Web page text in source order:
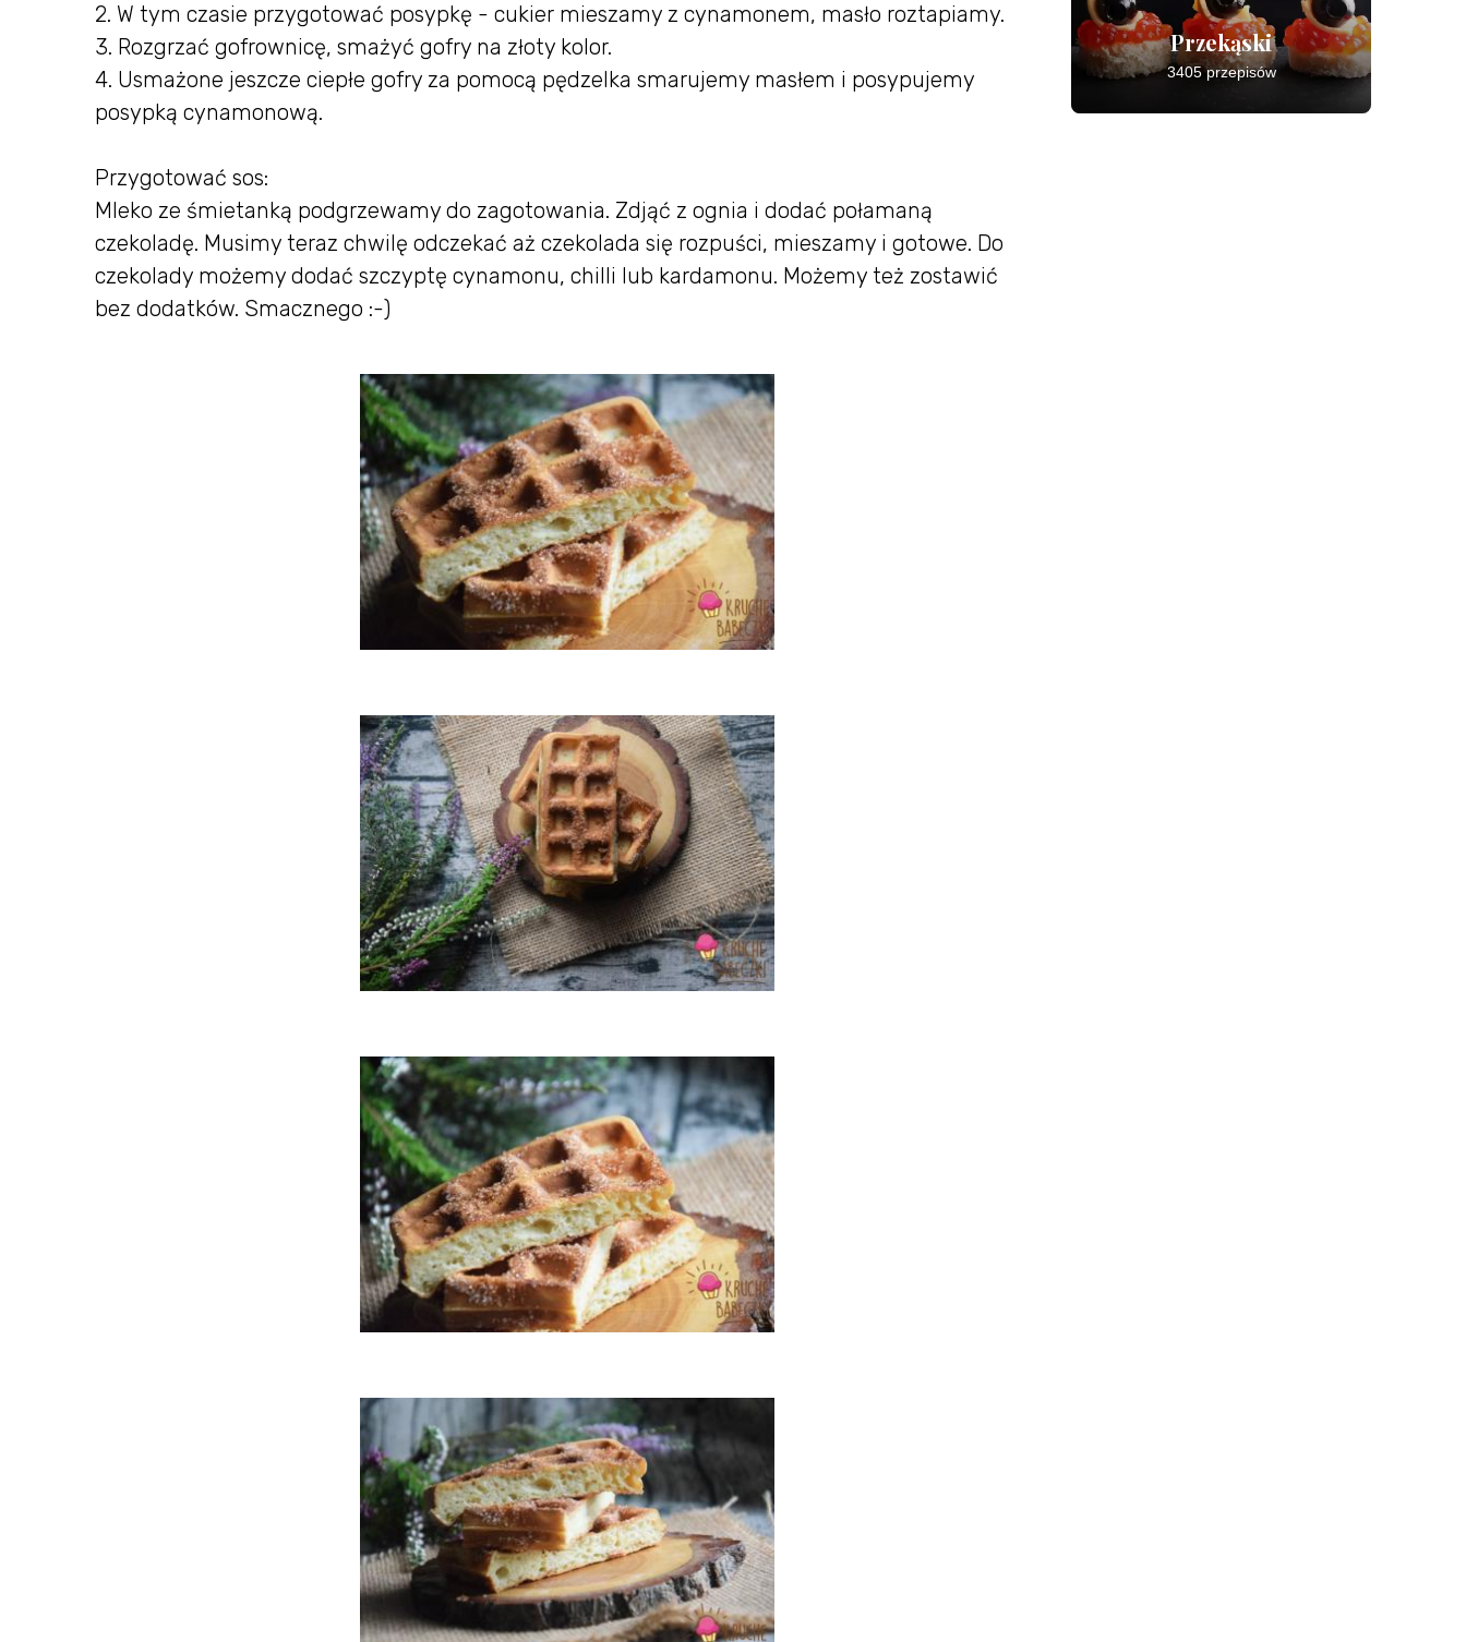
2. W tym czasie przygotować posypkę - cukier mieszamy z cynamonem, masło roztapiamy.
3. Rozgrzać gofrownicę, smażyć gofry na złoty kolor.
4. Usmażone jeszcze ciepłe gofry za pomocą pędzelka smarujemy masłem i posypujemy
posypką cynamonową.
Przygotować sos:
Mleko ze śmietanką podgrzewamy do zagotowania. Zdjąć z ognia i dodać połamaną
czekoladę. Musimy teraz chwilę odczekać aż czekolada się rozpuści, mieszamy i gotowe. Do
czekolady możemy dodać szczyptę cynamonu, chilli lub kardamonu. Możemy też zostawić
bez dodatków. Smacznego :-)
Przekąski
3405 przepisów